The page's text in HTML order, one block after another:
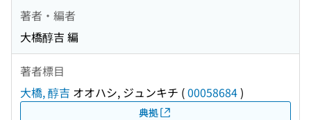
著者・編者
大橋醇吉 編
著者標目
大橋, 醇吉 オオハシ, ジュンキチ (00058684)
典拠